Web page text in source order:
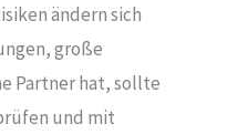
ändern sich
große
Partner hat, sollte
und mit